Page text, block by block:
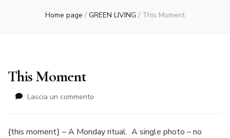
Home page / GREEN LIVING / This Moment
This Moment
Lascia un commento
{this moment} – A Monday ritual. A single photo – no